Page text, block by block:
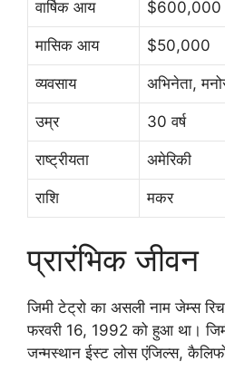
वार्षिक आय $600,000
मासिक आय $50,000
व्यवसाय अभिनेता,
उम्र 30 वर्ष
राष्ट्रीयता अमेरिकी
राशि मकर
प्रारंभिक जीवन
जिमी टेट्रो का असली नाम जेम्स
फरवरी 16, 1992 को हुआ था।
जन्मस्थान ईस्ट लोस एंजिल्स,